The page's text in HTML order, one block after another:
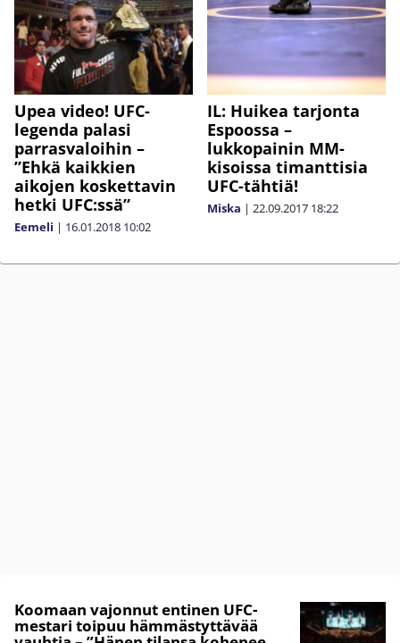
Upea video! UFC-
legenda palasi
parrasvaloihin –
”Ehkä kaikkien
aikojen koskettavin
hetki UFC:ssä”
Eemeli | 16.01.2018 10:02
IL: Huikea tarjonta
Espoossa –
lukkopainin MM-
kisoissa timanttisia
UFC-tähtiä!
Miska | 22.09.2017 18:22
Koomaan vajonnut entinen UFC-
mestari toipuu hämmästyttävää